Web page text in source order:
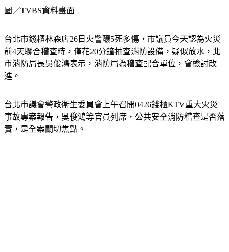
圖／TVBS資料畫面
台北市錢櫃林森店26日火警釀5死多傷，市議員今天認為火災
前4天聯合稽查時，僅花20分鐘抽查消防設備，疑似放水，北
市消防局長吳俊鴻表示，消防局為稽查配合單位，會檢討改
進。
台北市議會警政衛生委員會上午召開0426錢櫃KTV重大火災
事故專案報告，吳俊鴻等官員列席，公共安全消防稽查是否落
實，是全案關切焦點。